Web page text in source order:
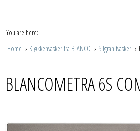
You are here:
Home
Kjøkkenvasker fra BLANCO Silgranitvasker
BLANCOMETRA 6S